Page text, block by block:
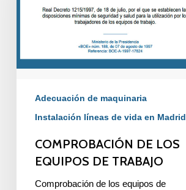
TRABAJO
Adecuación de maquinaria
Instalación líneas de vida en Madrid
COMPROBACIÓN DE LOS
EQUIPOS DE TRABAJO
Comprobación de los equipos de